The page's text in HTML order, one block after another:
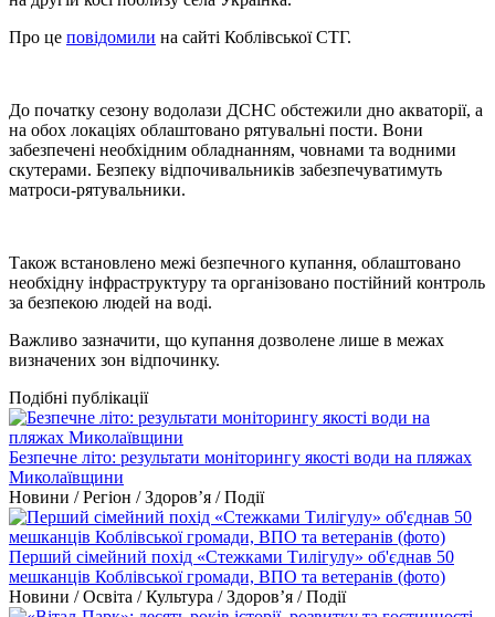
Про це повідомили на сайті Коблівської СТГ.
До початку сезону водолази ДСНС обстежили дно акваторії, а
на обох локаціях облаштовано рятувальні пости. Вони
забезпечені необхідним обладнанням, човнами та водними
скутерами. Безпеку відпочивальників забезпечуватимуть
матроси-рятувальники.
Також встановлено межі безпечного купання, облаштовано
необхідну інфраструктуру та організовано постійний контроль
за безпекою людей на воді.
Важливо зазначити, що купання дозволене лише в межах
визначених зон відпочинку.
Подібні публікації
Безпечне літо: результати моніторингу якості води на пляжах
Миколаївщини
Новини / Регіон / Здоров’я / Події
Перший сімейний похід «Стежками Тилігулу» об'єднав 50
мешканців Коблівської громади, ВПО та ветеранів (фото)
Новини / Освіта / Культура / Здоров’я / Події